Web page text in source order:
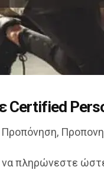
Certified
Προπόνηση,
πληρώνεστε